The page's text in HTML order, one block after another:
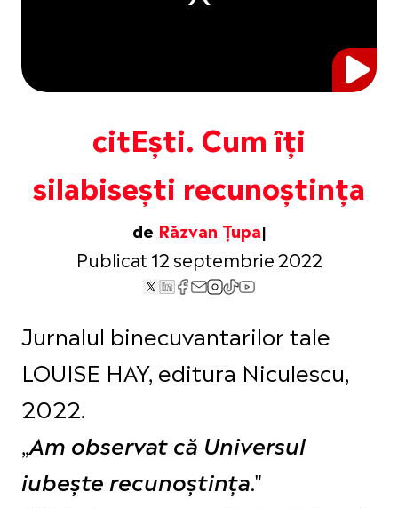
citEști. Cum îți
silabisești recunoștința
de Răzvan Țupa
Publicat 12 septembrie 2022
Jurnalul binecuvantarilor tale
LOUISE HAY, editura Niculescu,
2022.
„Am observat că Universul
iubește recunoștința."